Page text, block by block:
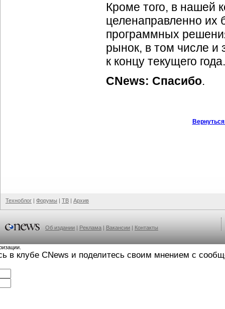
Кроме того, в нашей
целенаправленно их
программных
рынок, в том числе и
к концу текущего года.
CNews: Спасибо.
Техноблог | Форумы | ТВ | Архив
Об издании | Реклама | Вакансии | Контакты
в клубе CNews и поделитесь своим мнением с